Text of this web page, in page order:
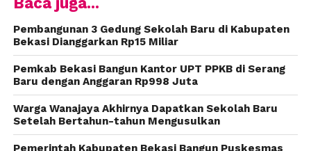
“Melalui koordinasi lintas perangkat daerah dan juga
lintas sektoral, semoga di tahun ini revisi Perda
RTRW bisa terselesaikan,” katanya.
Ia menyatakan selain mengakomodasi proyek-
proyek strategis nasional, pembahasan revisi tata
ruang ini juga menitikberatkan sejumlah persoalan
Pembangunan 3 Gedung Sekolah Baru di Kabupaten
Bekasi Dianggarkan Rp15 Miliar
Pemkab Bekasi Bangun Kantor UPT PPKB di Serang
Baru dengan Anggaran Rp998 Juta
Warga Wanajaya Akhirnya Dapatkan Sekolah Baru
Setelah Bertahun-tahun Mengusulkan
Pemerintah Kabupaten Bekasi Bangun Puskesmas